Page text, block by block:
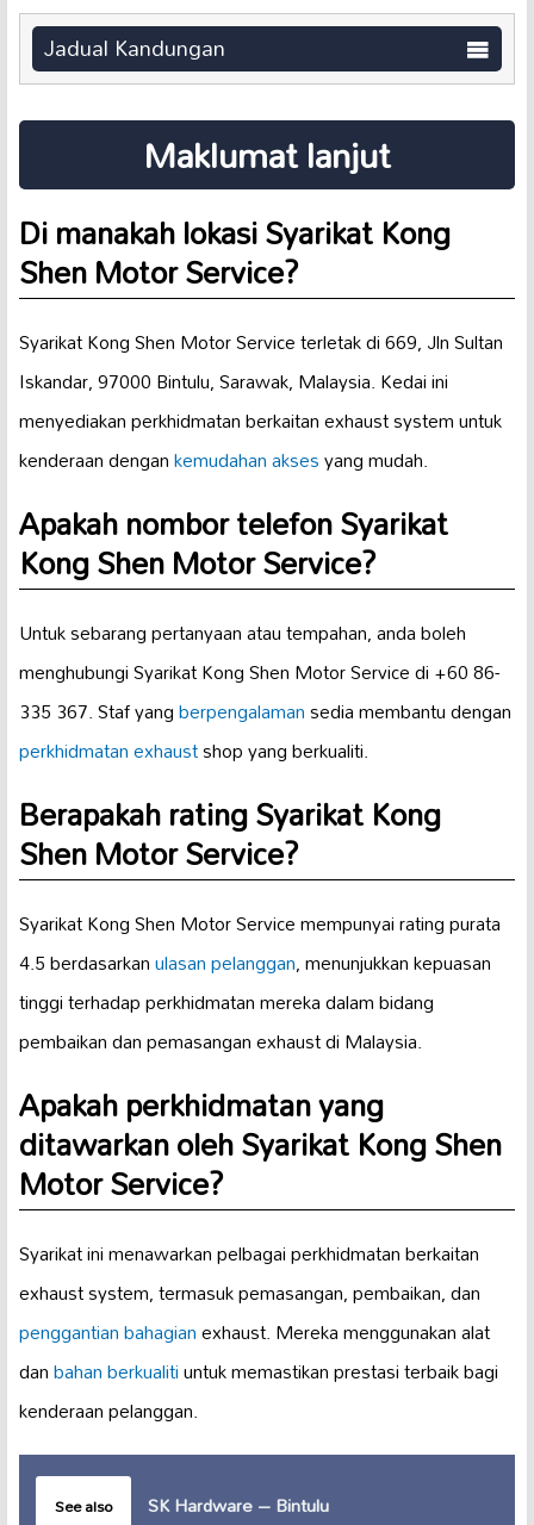
Jadual Kandungan
Maklumat lanjut
Di manakah lokasi Syarikat Kong
Shen Motor Service?
Syarikat Kong Shen Motor Service terletak di 669, Jln Sultan
Iskandar, 97000 Bintulu, Sarawak, Malaysia. Kedai ini
menyediakan perkhidmatan berkaitan exhaust system untuk
kenderaan dengankemudahan aksesyang mudah.
Apakah nombor telefon Syarikat
Kong Shen Motor Service?
Untuk sebarang pertanyaan atau tempahan, anda boleh
menghubungi Syarikat Kong Shen Motor Service di +60 86-
335 367. Staf yangberpengalamansedia membantu dengan
perkhidmatan exhaustshop yang berkualiti.
Berapakah rating Syarikat Kong
Shen Motor Service?
Syarikat Kong Shen Motor Service mempunyai rating purata
4.5 berdasarkanulasan pelanggan, menunjukkan kepuasan
tinggi terhadap perkhidmatan mereka dalam bidang
pembaikan dan pemasangan exhaust di Malaysia.
Apakah perkhidmatan yang
ditawarkan oleh Syarikat Kong Shen
Motor Service?
Syarikat ini menawarkan pelbagai perkhidmatan berkaitan
exhaust system, termasuk pemasangan, pembaikan, dan
penggantian bahagianexhaust. Mereka menggunakan alat
danbahan berkualitiuntuk memastikan prestasi terbaik bagi
kenderaan pelanggan.
See also SK Hardware – Bintulu